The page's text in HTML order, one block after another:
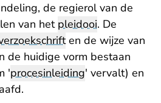
de regierol van de
van het pleidooi. De
en de wijze van
de huidige vorm bestaan
'procesinleiding' vervalt) en